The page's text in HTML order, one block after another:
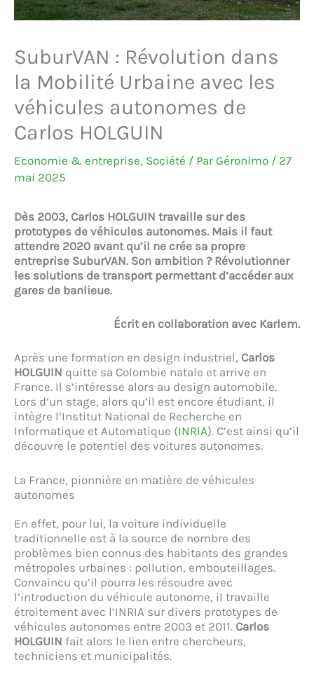
SuburVAN : Révolution dans
la Mobilité Urbaine avec les
véhicules autonomes de
Carlos HOLGUIN
Economie & entreprise, Société / Par Géronimo / 27
mai 2025
Dès 2003, Carlos HOLGUIN travaille sur des
prototypes de véhicules autonomes. Mais il faut
attendre 2020 avant qu’il ne crée sa propre
entreprise SuburVAN. Son ambition ? Révolutionner
les solutions de transport permettant d’accéder aux
gares de banlieue.
Écrit en collaboration avec Karlem.
Après une formation en design industriel, Carlos
HOLGUIN quitte sa Colombie natale et arrive en
France. Il s’intéresse alors au design automobile.
Lors d’un stage, alors qu’il est encore étudiant, il
intègre l’Institut National de Recherche en
Informatique et Automatique (INRIA). C’est ainsi qu’il
découvre le potentiel des voitures autonomes.
La France, pionnière en matière de véhicules
autonomes
En effet, pour lui, la voiture individuelle
traditionnelle est à la source de nombre des
problèmes bien connus des habitants des grandes
métropoles urbaines : pollution, embouteillages.
Convaincu qu’il pourra les résoudre avec
l’introduction du véhicule autonome, il travaille
étroitement avec l’INRIA sur divers prototypes de
véhicules autonomes entre 2003 et 2011. Carlos
HOLGUIN fait alors le lien entre chercheurs,
techniciens et municipalités.